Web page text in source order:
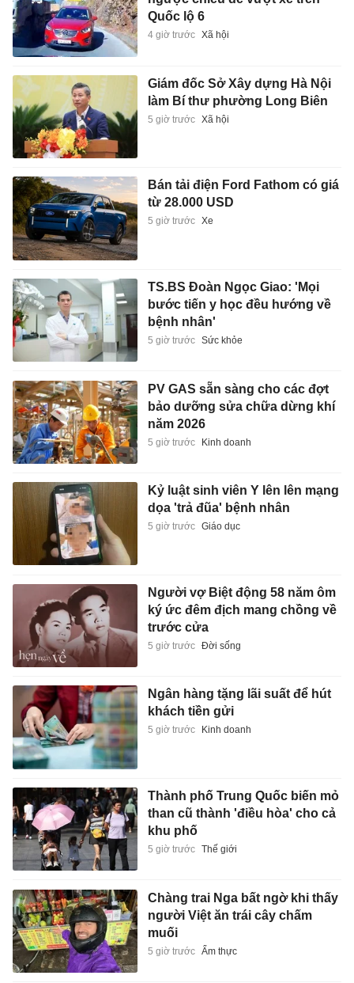
Quốc lộ 6
4 giờ trước Xã hội
Giám đốc Sở Xây dựng Hà Nội
làm Bí thư phường Long Biên
5 giờ trước Xã hội
Bán tải điện Ford Fathom có giá
từ 28.000 USD
5 giờ trước Xe
TS.BS Đoàn Ngọc Giao: 'Mọi
bước tiến y học đều hướng về
bệnh nhân'
5 giờ trước Sức khỏe
PV GAS sẵn sàng cho các đợt
bảo dưỡng sửa chữa dừng khí
năm 2026
5 giờ trước Kinh doanh
Kỷ luật sinh viên Y lên lên mạng
dọa 'trả đũa' bệnh nhân
5 giờ trước Giáo dục
Người vợ Biệt động 58 năm ôm
ký ức đêm địch mang chồng về
trước cửa
5 giờ trước Đời sống
Ngân hàng tặng lãi suất để hút
khách tiền gửi
5 giờ trước Kinh doanh
Thành phố Trung Quốc biến mỏ
than cũ thành 'điều hòa' cho cả
khu phố
5 giờ trước Thế giới
Chàng trai Nga bất ngờ khi thấy
người Việt ăn trái cây chấm
muối
5 giờ trước Ẩm thực